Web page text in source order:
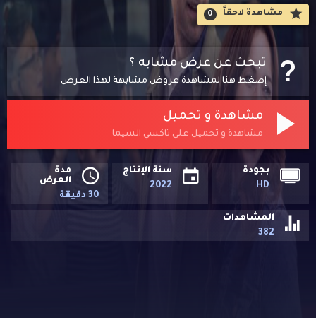
مشاهدة لاحقاََ 0
تبحث عن عرض مشابه ؟
إضغط هنا لمشاهدة عروض مشابهة لهذا العرض
مشاهدة و تحميل
مشاهدة و تحميل على تاكسي السيما
بجودة
HD
سنة الإنتاج
2022
مدة
العرض
30 دقيقة
المشاهدات
382